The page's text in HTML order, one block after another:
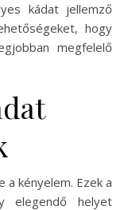
kádat jellemző
hogy
megfelelő
a kényelem. Ezek a
elegendő helyet